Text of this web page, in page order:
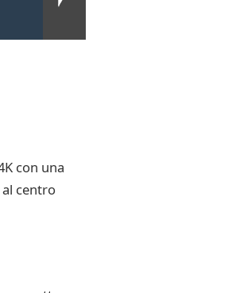
con una
centro